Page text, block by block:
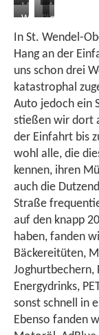
Kanistermit
und
Vodka
Motorölkanister
Autoreifen
Wurstverpackung
im
Bach
Plastikflasche
auf
der
Wiese
eine
Müllkippe
In St. Wendel-
Hang an der
uns schon drei
katastrophal
Auto jedoch ein
stießen wir dort
der Einfahrt bis
wohl alle, die
kennen, ihren
auch die
Straße
auf den knapp
haben, fanden
Bäckereitüten,
Joghurtbechern,
Energydrinks,
sonst schnell in
Ebenso fanden